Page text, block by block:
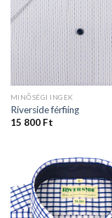
MINŐSÉGI INGEK
Riverside férfiing
15 800 Ft